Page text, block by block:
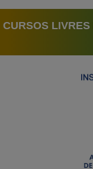
CURSOS